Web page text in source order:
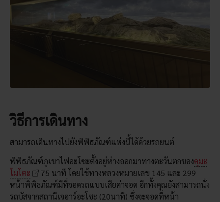
วิธีการเดินทาง
สามารถเดินทางไปยังพิพิธภัณฑ์แห่งนี้ได้ด้วยรถยนต์
พิพิธภัณฑ์ภูเขาไฟอะโซะตั้งอยู่ห่างออกมาทางตะวันตกของคุมะ
โมโตะ
75 นาที โดยใช้ทางหลวงหมายเลข 145 และ 299
หน้าพิพิธภัณฑ์มีที่จอดรถแบบเสียค่าจอด อีกทั้งคุณยังสามารถนั่ง
รถบัสจากสถานีเจอาร์อะโซะ (20นาที) ซึ่งจะจอดที่หน้า